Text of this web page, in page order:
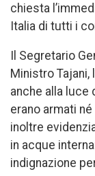
chiesta
Italia di tutti i
Il Segretario
Ministro
anche alla luce
erano armati
inoltre
in acque
indignazione